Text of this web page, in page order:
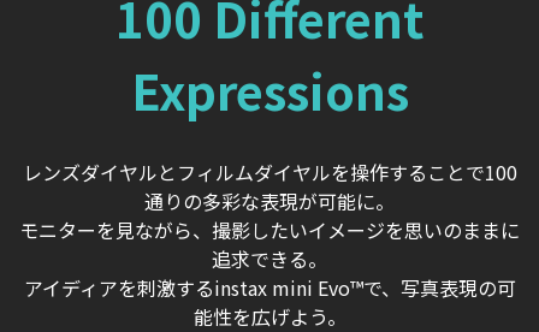
100 Different
Expressions
レンズダイヤルとフィルムダイヤルを操作することで100
通りの多彩な表現が可能に。
モニターを見ながら、撮影したいイメージを思いのままに
追求できる。
アイディアを刺激するinstax mini Evo™で、写真表現の可
能性を広げよう。